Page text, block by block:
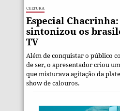
Cultura
Especial
sintonizou os
TV
Além de conquistar o público
de ser, o apresentador criou
que misturava agitação da
show de calouros.